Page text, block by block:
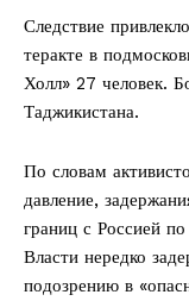
Следствие
теракте в
Холл» 27 человек.
Таджикистана.
По словам
давление,
границ с Россией
Власти нередко
подозрению в